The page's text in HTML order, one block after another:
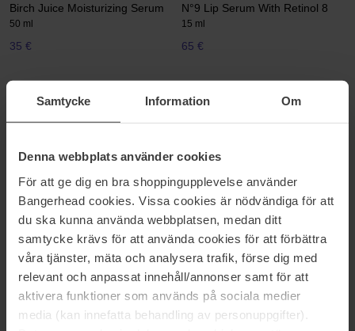
Samtycke Information Om
Denna webbplats använder cookies
För att ge dig en bra shoppingupplevelse använder
Bangerhead cookies. Vissa cookies är nödvändiga för att
du ska kunna använda webbplatsen, medan ditt
samtycke krävs för att använda cookies för att förbättra
våra tjänster, mäta och analysera trafik, förse dig med
relevant och anpassat innehåll/annonser samt för att
aktivera funktioner som används på sociala medier
media (kan innefatta behandling av personuppgifter).
Birch Juice Moisturizing Serum
50 ml
35 €
N°9 Lip Serum With Retinol 8
15 ml
65 €
N°4 Super C Serum With
Vitamin C
75 €
Jorgobé
Multi-Hyaluronic Serum
50 ml
40 €
NISHANE
Wülóng Chá X
30 ml
236 €
Serum Moist
30 ml
30 €
Purito Bioeffect